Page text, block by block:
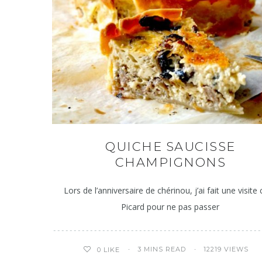
QUICHE SAUCISSE
CHAMPIGNONS
Lors de l’anniversaire de chérinou, j’ai fait une visite
Picard pour ne pas passer
0 LIKE 3 MINS READ 12219 VIEWS